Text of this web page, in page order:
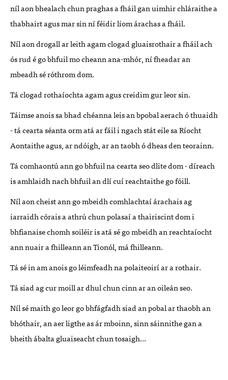
níl aon bhealach chun praghas a fháil gan uimhir chláraithe a
thabhairt agus mar sin ní féidir liom árachas a fháil.
Níl aon drogall ar leith agam clogad gluaisrothair a fháil ach
ós rud é go bhfuil mo cheann ana-mhór, ní fheadar an
mbeadh sé róthrom dom.
Tá clogad rothaíochta agam agus creidim gur leor sin.
Táimse anois sa bhad chéanna leis an bpobal aerach ó thuaidh
- tá cearta séanta orm atá ar fáil i ngach stát eile sa Ríocht
Aontaithe agus, ar ndóigh, ar an taobh ó dheas den teorainn.
Tá comhaontú ann go bhfuil na cearta seo dlite dom - díreach
is amhlaidh nach bhfuil an dlí cuí reachtaithe go fóill.
Níl aon cheist ann go mbeidh comhlachtaí árachais ag
iarraidh córais a athrú chun polasaí a thairiscint dom i
bhfianaise chomh soiléir is atá sé go mbeidh an reachtaíocht
ann nuair a fhilleann an Tionól, má fhilleann.
Tá sé in am anois go léimfeadh na polaiteoirí ar a rothair.
Tá siad ag cur moill ar dhul chun cinn ar an oileán seo.
Níl sé maith go leor go bhfágfadh siad an pobal ar thaobh an
bhóthair, an aer ligthe as ár mboinn, sinn sáinnithe gan a
bheith ábalta gluaiseacht chun tosaigh...